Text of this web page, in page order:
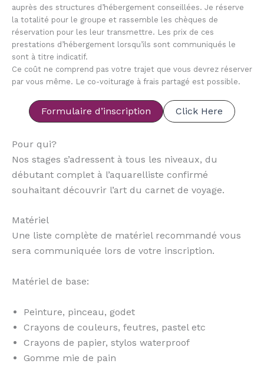
auprès des structures d’hébergement conseillées. Je réserve
la totalité pour le groupe et rassemble les chèques de
réservation pour les leur transmettre. Les prix de ces
prestations d’hébergement lorsqu’ils sont communiqués le
sont à titre indicatif.
Ce coût ne comprend pas votre trajet que vous devrez réserver
par vous même. Le co-voiturage à frais partagé est possible.
Formulaire d’inscription Click Here
Pour qui?
Nos stages s’adressent à tous les niveaux, du
débutant complet à l’aquarelliste confirmé
souhaitant découvrir l’art du carnet de voyage.
Matériel
Une liste complète de matériel recommandé vous
sera communiquée lors de votre inscription.
Matériel de base:
Peinture, pinceau, godet
Crayons de couleurs, feutres, pastel etc
Crayons de papier, stylos waterproof
Gomme mie de pain